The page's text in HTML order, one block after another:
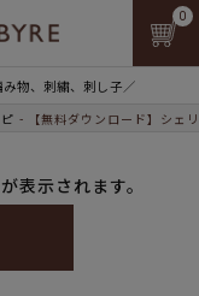
物、刺繍、刺し子／
0
【無料ダウンロード】シェ
表示されます。